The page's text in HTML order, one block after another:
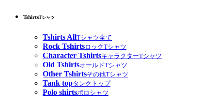
TshirtsTシャツ
Tshirts AllTシャツ全て
Rock TshirtsロックTシャツ
Character TshirtsキャラクターTシャツ
Old TshirtsオールドTシャツ
Other Tshirtsその他Tシャツ
Tank topタンクトップ
Polo shirtsポロシャツ